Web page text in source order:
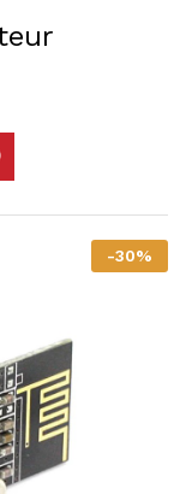
-30%